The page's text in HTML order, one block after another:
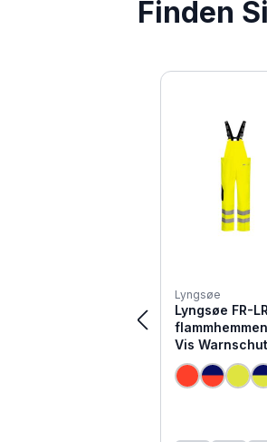
Finden
Produktgalerie
Lyngsøe
Lyngsøe FR-
Vis
Regen